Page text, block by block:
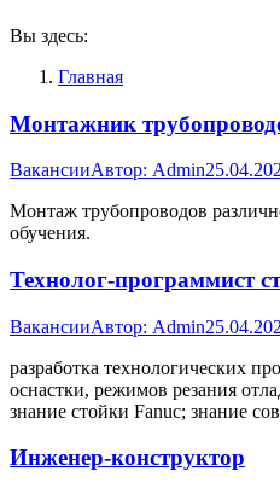
Вы здесь:
Главная
Монтажник
ВакансииАвтор: Admin
Монтаж трубопроводов
обучения.
Технолог-программист
ВакансииАвтор: Admin
разработка технологических
оснастки, режимов резания
знание стойки Fanuc; знание
Инженер-конструктор